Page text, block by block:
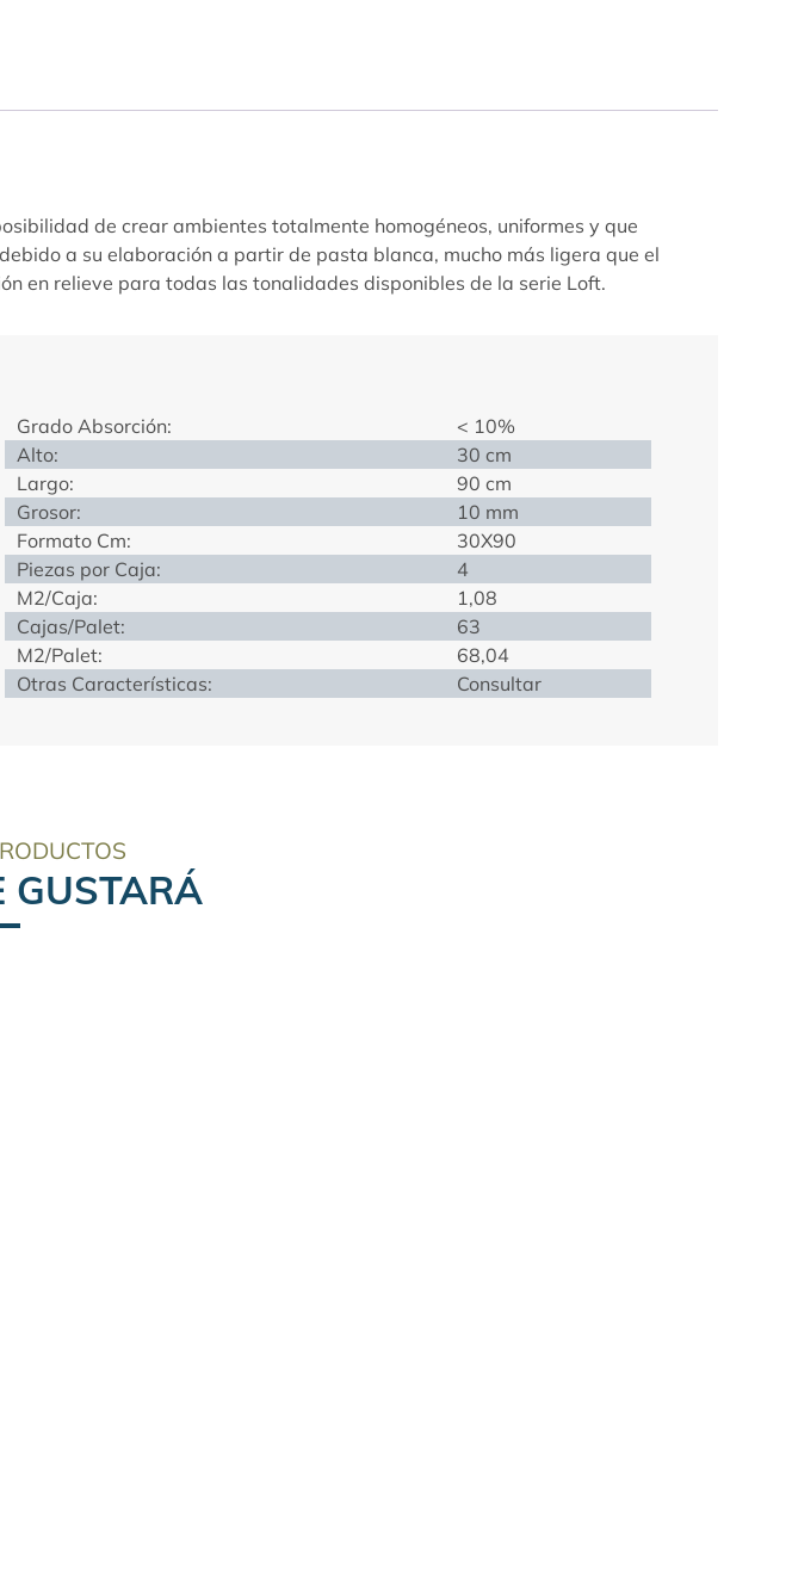
de crear ambientes totalmente homogéneos, uniformes y que
a su elaboración a partir de pasta blanca, mucho más ligera que el
en relieve para todas las tonalidades disponibles de la serie Loft.
Grado Absorción:
< 10%
Alto:
30 cm
Largo:
90 cm
Grosor:
10 mm
Formato Cm:
30X90
Piezas por Caja:
4
M2/Caja:
1,08
Cajas/Palet:
63
M2/Palet:
68,04
Otras Características:
Consultar
GUSTARÁ